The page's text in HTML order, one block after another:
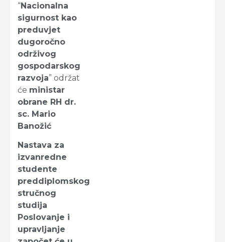
“Nacionalna
sigurnost kao
preduvjet
dugoročno
održivog
gospodarskog
razvoja” održat
će ministar
obrane RH dr.
sc. Mario
Banožić
Nastava za
izvanredne
studente
preddiplomskog
stručnog
studija
Poslovanje i
upravljanje